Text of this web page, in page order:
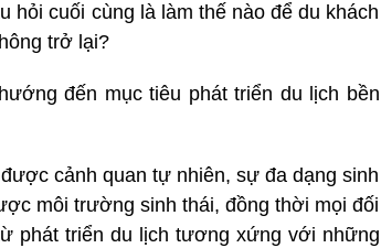
hỏi cuối cùng là làm thế nào để du khách
trở lại?
đến mục tiêu phát triển du lịch bền
cảnh quan tự nhiên, sự đa dạng sinh
môi trường sinh thái, đồng thời mọi đối
phát triển du lịch tương xứng với những